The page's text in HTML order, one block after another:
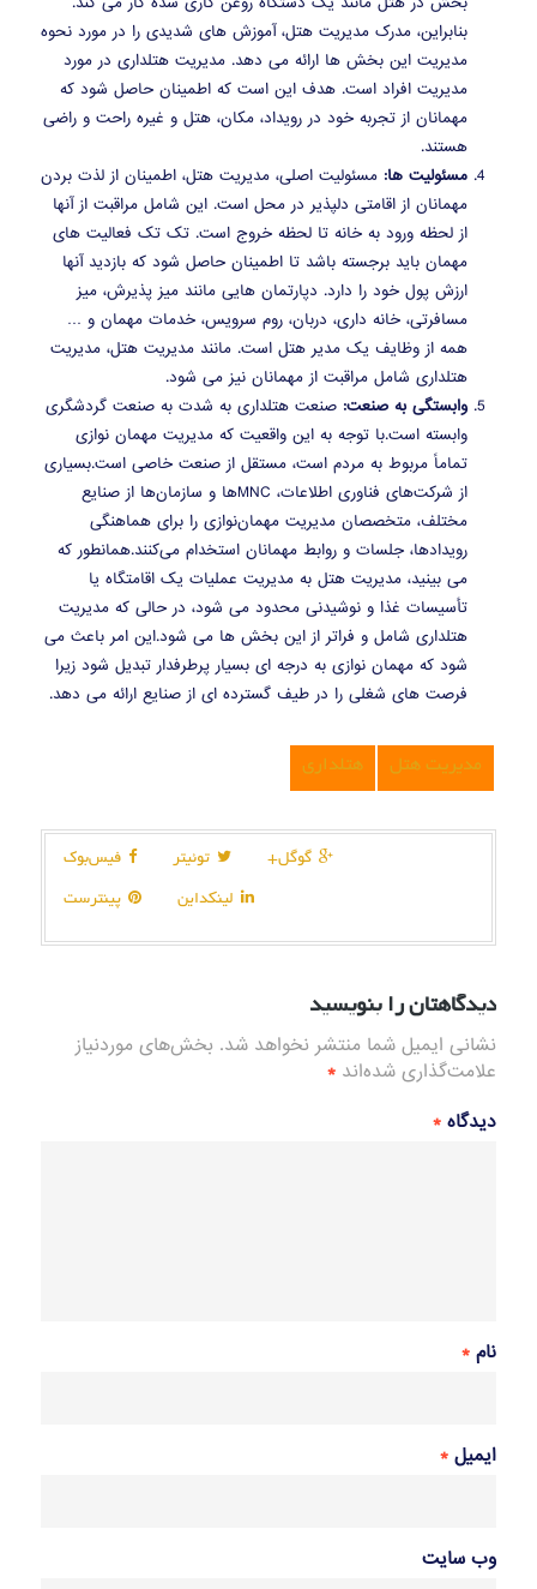
بنابراین، مدرک مدیریت هتل، آموزش های شدیدی را در مورد نحوه
مدیریت این بخش ها ارائه می دهد. مدیریت هتلداری در مورد
مدیریت افراد است. هدف این است که اطمینان حاصل شود که
مهمانان از تجربه خود در رویداد، مکان، هتل و غیره راحت و راضی
هستند.
مسئولیت ها: مسئولیت اصلی، مدیریت هتل، اطمینان از لذت بردن
مهمانان از اقامتی دلپذیر در محل است. این شامل مراقبت از آنها
از لحظه ورود به خانه تا لحظه خروج است. تک تک فعالیت های
مهمان باید برجسته باشد تا اطمینان حاصل شود که بازدید آنها
ارزش پول خود را دارد. دپارتمان هایی مانند میز پذیرش، میز
مسافرتی، خانه داری، دربان، روم سرویس، خدمات مهمان و …
همه از وظایف یک مدیر هتل است. مانند مدیریت هتل، مدیریت
هتلداری شامل مراقبت از مهمانان نیز می شود.
وابستگی به صنعت: صنعت هتلداری به شدت به صنعت گردشگری
وابسته است.با توجه به این واقعیت که مدیریت مهمان نوازی
تماماً مربوط به مردم است، مستقل از صنعت خاصی است.بسیاری
از شرکت‌های فناوری اطلاعات، MNC‌ها و سازمان‌ها از صنایع
مختلف، متخصصان مدیریت مهمان‌نوازی را برای هماهنگی
رویدادها، جلسات و روابط مهمانان استخدام می‌کنند.همانطور که
می بینید، مدیریت هتل به مدیریت عملیات یک اقامتگاه یا
تأسیسات غذا و نوشیدنی محدود می شود، در حالی که مدیریت
هتلداری شامل و فراتر از این بخش ها می شود.این امر باعث می
شود که مهمان نوازی به درجه ای بسیار پرطرفدار تبدیل شود زیرا
فرصت های شغلی را در طیف گسترده ای از صنایع ارائه می دهد.
مدیریت هتل هتلداری
فیس‌بوک توئیتر گوگل+
پینترست لینکداین
دیدگاهتان را بنویسید
نشانی ایمیل شما منتشر نخواهد شد. بخش‌های موردنیاز
علامت‌گذاری شده‌اند *
دیدگاه *
نام *
ایمیل *
وب‌ سایت